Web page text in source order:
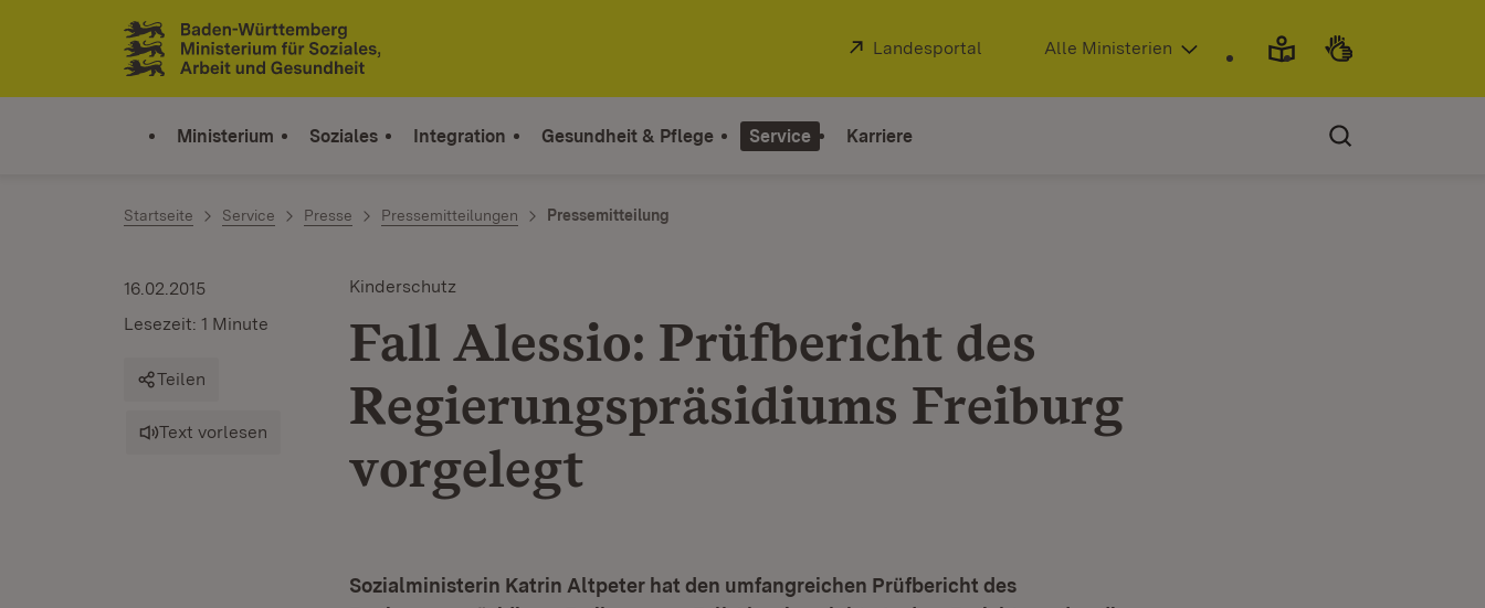
Zum Inhalt springen
Link zur Startseite
Extern:
Landesportal (Öffnet in neuem Fenster)
Alle Ministerien
Ministerium Soziales Integration Gesundheit & Pflege Service Karriere
Startseite Service Presse Pressemitteilungen Pressemitteilung
Kinderschutz
Fall Alessio: Prüfbericht des
Regierungspräsidiums Freiburg
vorgelegt
16.02.2015
Lesezeit: 1 Minute
Teilen
Text vorlesen
Sozialministerin Katrin Altpeter hat den umfangreichen Prüfbericht des